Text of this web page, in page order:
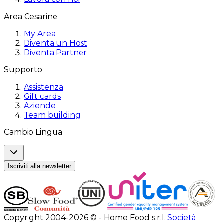
Area Cesarine
My Area
Diventa un Host
Diventa Partner
Supporto
Assistenza
Gift cards
Aziende
Team building
Cambio Lingua
Iscriviti alla newsletter
Copyright 2004-2026 © - Home Food s.r.l. Società